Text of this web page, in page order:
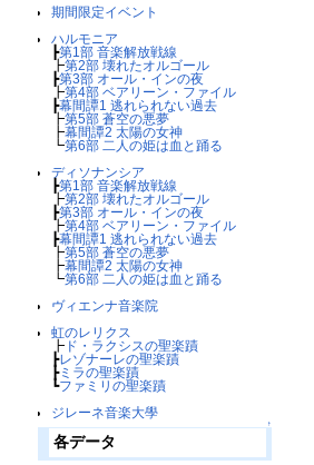
期間限定イベント
ハルモニア
┣第1部 音楽解放戦線
┣第2部 壊れたオルゴール
┣第3部 オール・インの夜
┣第4部 ベアリーン・ファイル
┣幕間譚1 逃れられない過去
┣第5部 蒼空の悪夢
┣幕間譚2 太陽の女神
┗第6部 二人の姫は血と踊る
ディソナンシア
┣第1部 音楽解放戦線
┣第2部 壊れたオルゴール
┣第3部 オール・インの夜
┣第4部 ベアリーン・ファイル
┣幕間譚1 逃れられない過去
┣第5部 蒼空の悪夢
┣幕間譚2 太陽の女神
┗第6部 二人の姫は血と踊る
ヴィエンナ音楽院
虹のレリクス
┣ド・ラクシスの聖楽蹟
┣レゾナーレの聖楽蹟
┣ミラの聖楽蹟
┗ファミリの聖楽蹟
ジレーネ音楽大學
↑
各データ